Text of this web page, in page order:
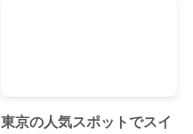
東京の人気スポットでスイ